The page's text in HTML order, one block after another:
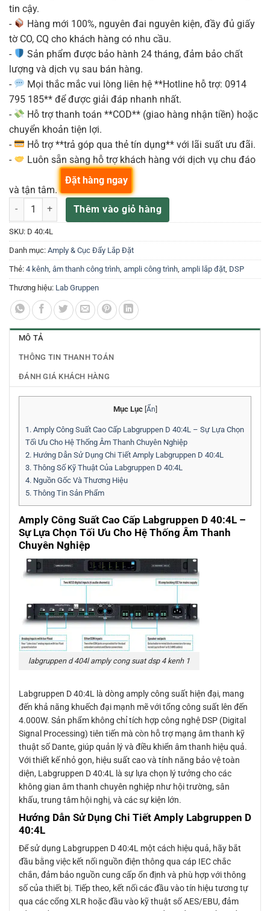
tin cậy.
-
Hàng mới 100%, nguyên đai nguyên kiện, đầy đủ giấy
tờ CO, CQ cho khách hàng có nhu cầu.
-
Sản phẩm được bảo hành 24 tháng, đảm bảo chất
lượng và dịch vụ sau bán hàng.
-
Mọi thắc mắc vui lòng liên hệ **Hotline hỗ trợ: 0914
795 185** để được giải đáp nhanh nhất.
-
Hỗ trợ thanh toán **COD** (giao hàng nhận tiền) hoặc
chuyển khoản tiện lợi.
-
Hỗ trợ **trả góp qua thẻ tín dụng** với lãi suất ưu đãi.
-
Luôn sẵn sàng hỗ trợ khách hàng với dịch vụ chu đáo
và tận tâm.
Labgruppen D 40:4L Amply Công Suất DSP 4 Kênh số lượng
Thêm vào giỏ hàng
Đặt hàng ngay
SKU: D 40:4L
Danh mục: Amply & Cục Đẩy Lắp Đặt
Thẻ: 4 kênh âm thanh công trình ampli công trình ampli lắp đặt DSP
Thương hiệu: Lab Gruppen
MÔ TẢ
THÔNG TIN THANH TOÁN
ĐÁNH GIÁ KHÁCH HÀNG
Mục Lục Ẩn
1. Amply Công Suất Cao Cấp Labgruppen D 40:4L – Sự Lựa Chọn
Tối Ưu Cho Hệ Thống Âm Thanh Chuyên Nghiệp
2. Hướng Dẫn Sử Dụng Chi Tiết Amply Labgruppen D 40:4L
3. Thông Số Kỹ Thuật Của Labgruppen D 40:4L
4. Nguồn Gốc Và Thương Hiệu
5. Thông Tin Sản Phẩm
Amply Công Suất Cao Cấp Labgruppen D 40:4L –
Sự Lựa Chọn Tối Ưu Cho Hệ Thống Âm Thanh
Chuyên Nghiệp
labgruppen d 404l amply cong suat dsp 4 kenh 1
Labgruppen D 40:4L là dòng amply công suất hiện đại, mang
đến khả năng khuếch đại mạnh mẽ với tổng công suất lên đến
4.000W. Sản phẩm không chỉ tích hợp công nghệ DSP (Digital
Signal Processing) tiên tiến mà còn hỗ trợ mạng âm thanh kỹ
thuật số Dante, giúp quản lý và điều khiển âm thanh hiệu quả.
Với thiết kế nhỏ gọn, hiệu suất cao và tính năng bảo vệ toàn
diện, Labgruppen D 40:4L là sự lựa chọn lý tưởng cho các
không gian âm thanh chuyên nghiệp như hội trường, sân
khấu, trung tâm hội nghị, và các sự kiện lớn.
Hướng Dẫn Sử Dụng Chi Tiết Amply Labgruppen D
40:4L
Để sử dụng Labgruppen D 40:4L một cách hiệu quả, hãy bắt
đầu bằng việc kết nối nguồn điện thông qua cáp IEC chắc
chắn, đảm bảo nguồn cung cấp ổn định và phù hợp với thông
số của thiết bị. Tiếp theo, kết nối các đầu vào tín hiệu tương tự
qua các cổng XLR hoặc đầu vào kỹ thuật số AES/EBU, đảm